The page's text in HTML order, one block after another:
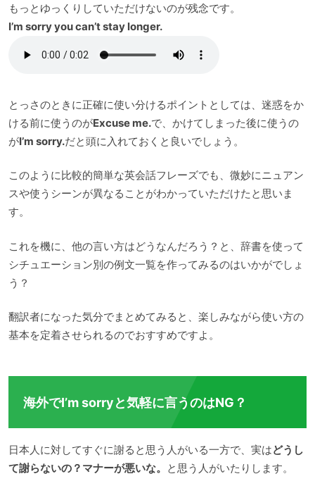
もっとゆっくりしていただけないのが残念です。
I’m sorry you can’t stay longer.
とっさのときに正確に使い分けるポイントとしては、迷惑をか
ける前に使うのがExcuse me.で、かけてしまった後に使うの
がI’m sorry.だと頭に入れておくと良いでしょう。
このように比較的簡単な英会話フレーズでも、微妙にニュアン
スや使うシーンが異なることがわかっていただけたと思いま
す。
これを機に、他の言い方はどうなんだろう？と、辞書を使って
シチュエーション別の例文一覧を作ってみるのはいかがでしょ
う？
翻訳者になった気分でまとめてみると、楽しみながら使い方の
基本を定着させられるのでおすすめですよ。
海外でI’m sorryと気軽に言うのはNG？
日本人に対してすぐに謝ると思う人がいる一方で、実はどうし
て謝らないの？マナーが悪いな。
と思う人がいたりします。